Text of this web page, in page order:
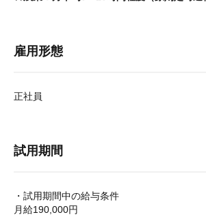
雇用形態
正社員
試用期間
・試用期間中の給与条件
月給190,000円